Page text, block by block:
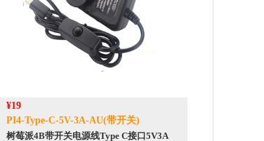
¥19
PI4-Type-C-5V-3A-AU(带开关)
树莓派4B带开关电源线Type C接口5V3A